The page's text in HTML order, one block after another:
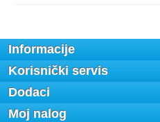
Informacije
Korisnički servis
Dodaci
Moj nalog